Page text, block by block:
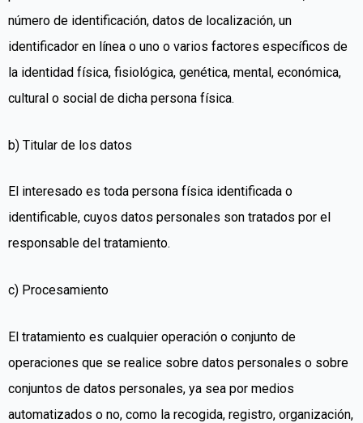
número de identificación, datos de localización, un
identificador en línea o uno o varios factores específicos de
la identidad física, fisiológica, genética, mental, económica,
cultural o social de dicha persona física.
b) Titular de los datos
El interesado es toda persona física identificada o
identificable, cuyos datos personales son tratados por el
responsable del tratamiento.
c) Procesamiento
El tratamiento es cualquier operación o conjunto de
operaciones que se realice sobre datos personales o sobre
conjuntos de datos personales, ya sea por medios
automatizados o no, como la recogida, registro, organización,